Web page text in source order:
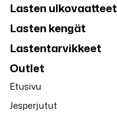
Lasten ulkovaatteet
Lasten kengät
Lastentarvikkeet
Outlet
Etusivu
Jesperjutut